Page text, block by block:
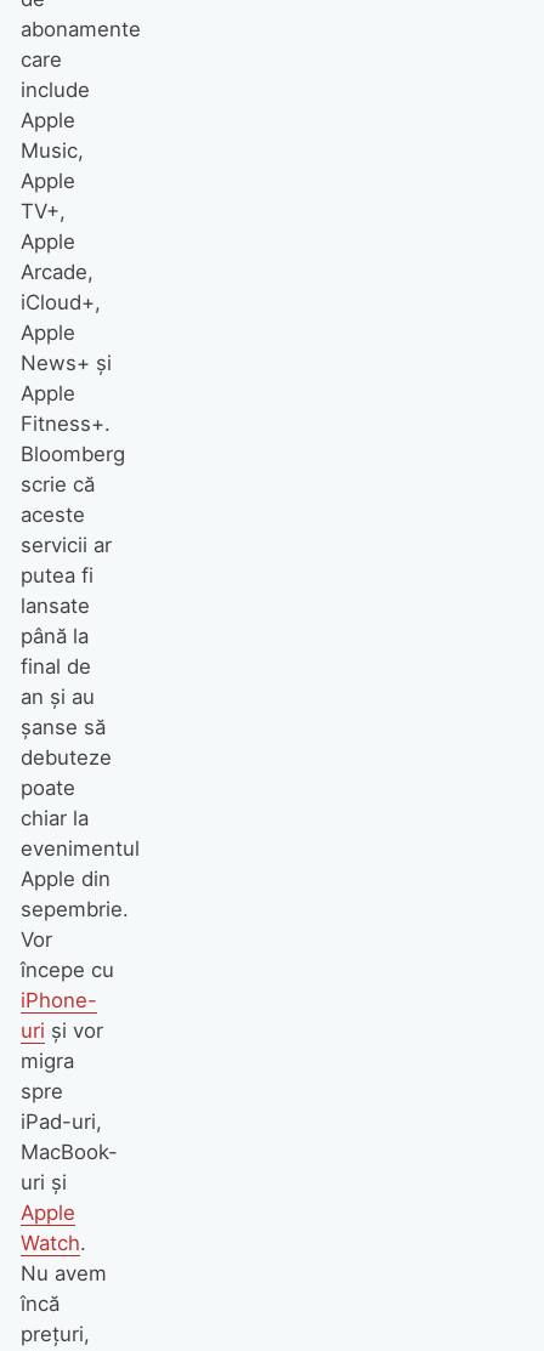
abonamente
care
include
Apple
Music,
Apple
TV+,
Apple
Arcade,
iCloud+,
Apple
News+ şi
Apple
Fitness+.
Bloomberg
scrie că
aceste
servicii ar
putea fi
lansate
până la
final de
an şi au
şanse să
debuteze
poate
chiar la
evenimentul
Apple din
sepembrie.
Vor
începe cu
iPhone-
uri şi vor
migra
spre
iPad-uri,
MacBook-
uri şi
Apple
Watch.
Nu avem
încă
preţuri,